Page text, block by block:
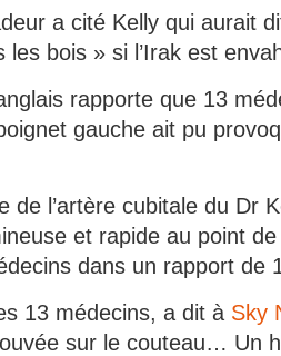
a cité Kelly qui aurait
bois » si l’Irak est
rapporte que 13
gauche ait pu
de l’artère cubitale du Dr
et rapide au point
dans un rapport de
13 médecins, a dit à Sky
sur le couteau… Un